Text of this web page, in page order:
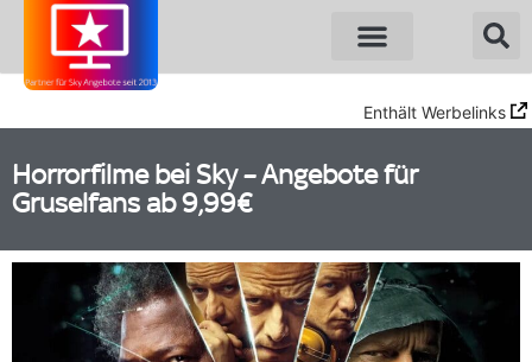
Enthält Werbelinks
Horrorfilme bei Sky – Angebote für
Gruselfans ab 9,99€